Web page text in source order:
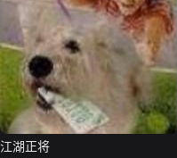
江湖正将